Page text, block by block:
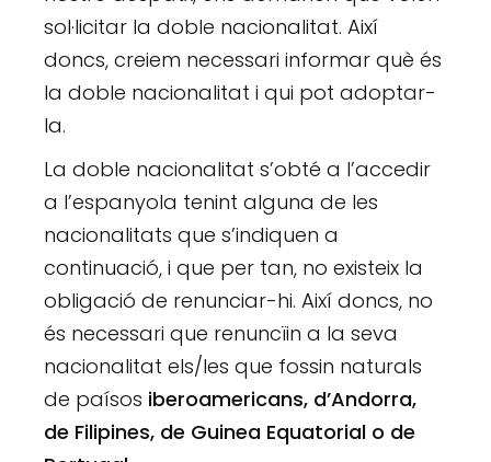
sol·licitar la doble nacionalitat. Així
doncs, creiem necessari informar què és
la doble nacionalitat i qui pot adoptar-
la.
La doble nacionalitat s’obté a l’accedir
a l’espanyola tenint alguna de les
nacionalitats que s’indiquen a
continuació, i que per tan, no existeix la
obligació de renunciar-hi. Així doncs, no
és necessari que renuncïin a la seva
nacionalitat els/les que fossin naturals
de paísos iberoamericans, d’Andorra,
de Filipines, de Guinea Equatorial o de